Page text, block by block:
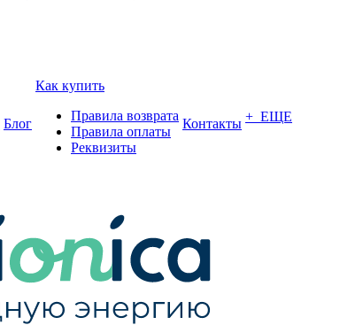
Блог
Как купить
Правила возврата
Правила оплаты
Реквизиты
Контакты + ЕЩЕ